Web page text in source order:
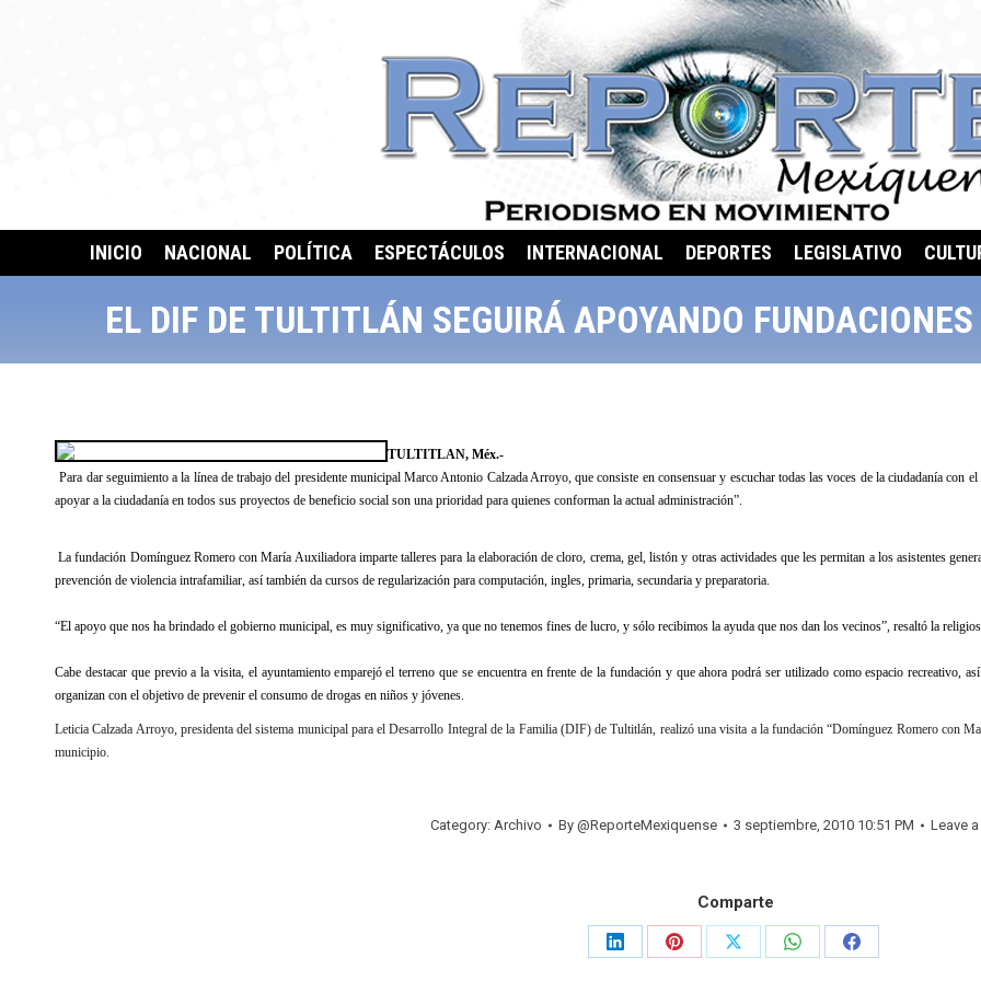
INICIO NACIONAL POLÍTICA ESPECTÁCULOS INTERNACIONAL DEPORTES LEGISLATIVO
EL DIF DE TULTITLÁN SEGUIRÁ APOYANDO
TULTITLAN, Méx.-
Para dar seguimiento a la línea de trabajo del presidente municipal Marco Antonio Calzada Arroyo, que consiste en consensuar y escuchar todas las voces de la ciudadanía
apoyar a la ciudadanía en todos sus proyectos de beneficio social son una prioridad para quienes conforman la actual administración”.
La fundación Domínguez Romero con María Auxiliadora imparte talleres para la elaboración de cloro, crema, gel, listón y otras actividades que les permitan a los asistentes
prevención de violencia intrafamiliar, así también da cursos de regularización para computación, ingles, primaria, secundaria y preparatoria.
“El apoyo que nos ha brindado el gobierno municipal, es muy significativo, ya que no tenemos fines de lucro, y sólo recibimos la ayuda que nos dan los vecinos”, resaltó la
Cabe destacar que previo a la visita, el ayuntamiento emparejó el terreno que se encuentra en frente de la fundación y que ahora podrá ser utilizado como espacio recreativo,
organizan con el objetivo de prevenir el consumo de drogas en niños y jóvenes.
Leticia Calzada Arroyo, presidenta del sistema municipal para el Desarrollo Integral de la Familia (DIF) de Tultitlán, realizó una visita a la fundación “Domínguez Romero con
municipio.
Category: Archivo By @ReporteMexiquense 3 septiembre, 2010 10:51 PM Leave
Comparte
Share
Share
Share
Share
Share